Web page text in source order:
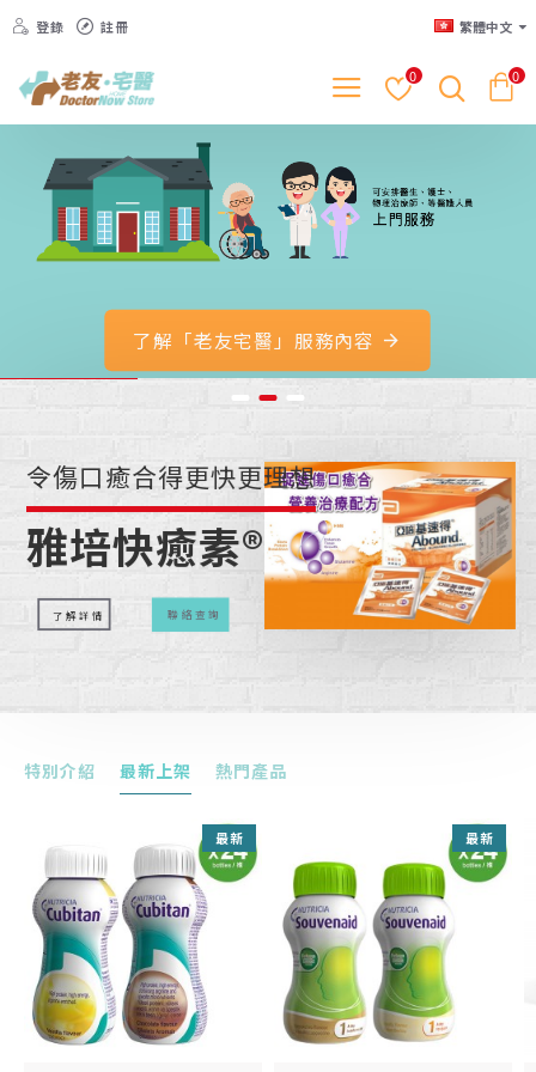
登錄 註冊 繁體中文
0 0
了解「老友宅醫」服務內容
令傷口癒合得更快更理想
雅培快癒素®
了解詳情 聯絡查詢
特別介紹 最新上架 熱門產品
最新 最新